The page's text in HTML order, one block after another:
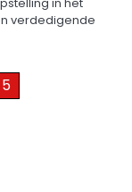
verdedigende
5